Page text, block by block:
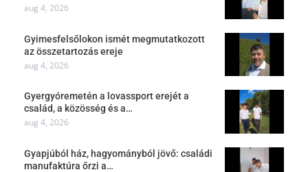
aug 4, 2026
Gyimesfelsőlokon ismét megmutatkozott
az összetartozás ereje
aug 4, 2026
Gyergyóremetén a lovassport erejét a
család, a közösség és a…
aug 4, 2026
Gyapjúból ház, hagyományból jövő: családi
manufaktúra őrzi a…